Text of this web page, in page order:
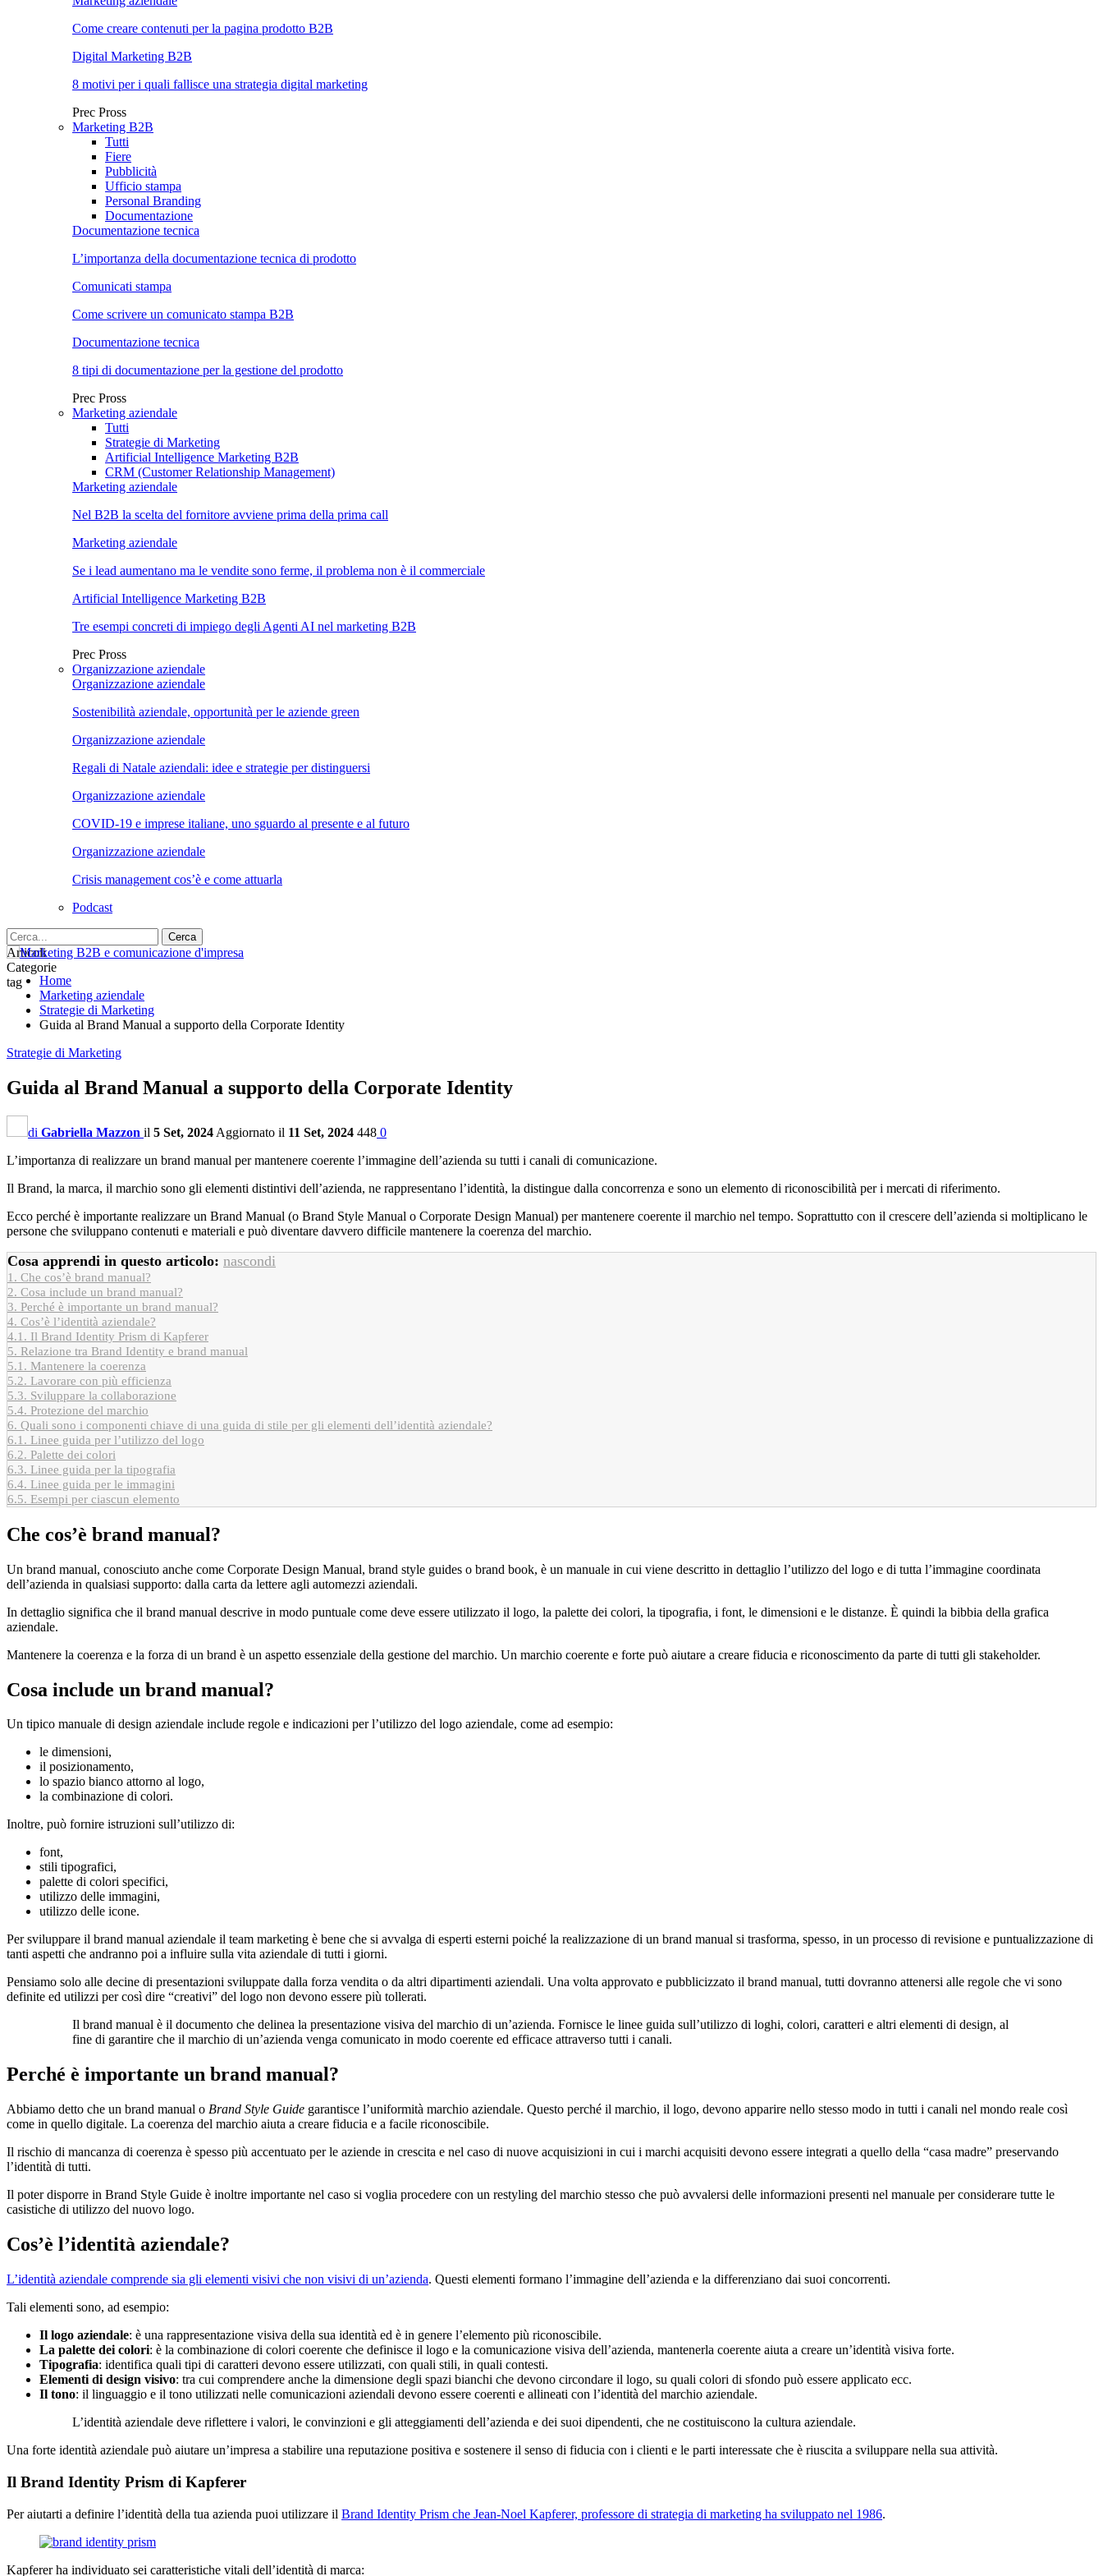
Come creare contenuti per la pagina prodotto B2B
Digital Marketing B2B
8 motivi per i quali fallisce una strategia digital marketing
Prec Pross
Marketing B2B
Tutti
Fiere
Pubblicità
Ufficio stampa
Personal Branding
Documentazione
Documentazione tecnica
L’importanza della documentazione tecnica di prodotto
Comunicati stampa
Come scrivere un comunicato stampa B2B
Documentazione tecnica
8 tipi di documentazione per la gestione del prodotto
Prec Pross
Marketing aziendale
Tutti
Strategie di Marketing
Artificial Intelligence Marketing B2B
CRM (Customer Relationship Management)
Marketing aziendale
Nel B2B la scelta del fornitore avviene prima della prima call
Marketing aziendale
Se i lead aumentano ma le vendite sono ferme, il problema non è il commerciale
Artificial Intelligence Marketing B2B
Tre esempi concreti di impiego degli Agenti AI nel marketing B2B
Prec Pross
Organizzazione aziendale
Organizzazione aziendale
Sostenibilità aziendale, opportunità per le aziende green
Organizzazione aziendale
Regali di Natale aziendali: idee e strategie per distinguersi
Organizzazione aziendale
COVID-19 e imprese italiane, uno sguardo al presente e al futuro
Organizzazione aziendale
Crisis management cos’è e come attuarla
Podcast
Articoli
Categorie
tag
Home
Marketing aziendale
Strategie di Marketing
Guida al Brand Manual a supporto della Corporate Identity
Strategie di Marketing
Guida al Brand Manual a supporto della Corporate Identity
di Gabriella Mazzon il 5 Set, 2024 Aggiornato il 11 Set, 2024 448 0
L’importanza di realizzare un brand manual per mantenere coerente l’immagine dell’azienda su tutti i canali di comunicazione.
Il Brand, la marca, il marchio sono gli elementi distintivi dell’azienda, ne rappresentano l’identità, la distingue dalla concorrenza e sono un elemento di riconoscibilità per i mercati di riferimento.
Ecco perché è importante realizzare un Brand Manual (o Brand Style Manual o Corporate Design Manual) per mantenere coerente il marchio nel tempo. Soprattutto con il crescere dell’azienda si moltiplicano le
persone che sviluppano contenuti e materiali e può diventare davvero difficile mantenere la coerenza del marchio.
Cosa apprendi in questo articolo: nascondi
1. Che cos’è brand manual?
2. Cosa include un brand manual?
3. Perché è importante un brand manual?
4. Cos’è l’identità aziendale?
4.1. Il Brand Identity Prism di Kapferer
5. Relazione tra Brand Identity e brand manual
5.1. Mantenere la coerenza
5.2. Lavorare con più efficienza
5.3. Sviluppare la collaborazione
5.4. Protezione del marchio
6. Quali sono i componenti chiave di una guida di stile per gli elementi dell’identità aziendale?
6.1. Linee guida per l’utilizzo del logo
6.2. Palette dei colori
6.3. Linee guida per la tipografia
6.4. Linee guida per le immagini
6.5. Esempi per ciascun elemento
Che cos’è brand manual?
Un brand manual, conosciuto anche come Corporate Design Manual, brand style guides o brand book, è un manuale in cui viene descritto in dettaglio l’utilizzo del logo e di tutta l’immagine coordinata
dell’azienda in qualsiasi supporto: dalla carta da lettere agli automezzi aziendali.
In dettaglio significa che il brand manual descrive in modo puntuale come deve essere utilizzato il logo, la palette dei colori, la tipografia, i font, le dimensioni e le distanze. È quindi la bibbia della grafica
aziendale.
Mantenere la coerenza e la forza di un brand è un aspetto essenziale della gestione del marchio. Un marchio coerente e forte può aiutare a creare fiducia e riconoscimento da parte di tutti gli stakeholder.
Cosa include un brand manual?
Un tipico manuale di design aziendale include regole e indicazioni per l’utilizzo del logo aziendale, come ad esempio:
le dimensioni,
il posizionamento,
lo spazio bianco attorno al logo,
la combinazione di colori.
Inoltre, può fornire istruzioni sull’utilizzo di:
font,
stili tipografici,
palette di colori specifici,
utilizzo delle immagini,
utilizzo delle icone.
Per sviluppare il brand manual aziendale il team marketing è bene che si avvalga di esperti esterni poiché la realizzazione di un brand manual si trasforma, spesso, in un processo di revisione e puntualizzazione di
tanti aspetti che andranno poi a influire sulla vita aziendale di tutti i giorni.
Pensiamo solo alle decine di presentazioni sviluppate dalla forza vendita o da altri dipartimenti aziendali. Una volta approvato e pubblicizzato il brand manual, tutti dovranno attenersi alle regole che vi sono
definite ed utilizzi per così dire “creativi” del logo non devono essere più tollerati.
Il brand manual è il documento che delinea la presentazione visiva del marchio di un’azienda. Fornisce le linee guida sull’utilizzo di loghi, colori, caratteri e altri elementi di design, al
fine di garantire che il marchio di un’azienda venga comunicato in modo coerente ed efficace attraverso tutti i canali.
Perché è importante un brand manual?
Abbiamo detto che un brand manual o Brand Style Guide garantisce l’uniformità marchio aziendale. Questo perché il marchio, il logo, devono apparire nello stesso modo in tutti i canali nel mondo reale così
come in quello digitale. La coerenza del marchio aiuta a creare fiducia e a facile riconoscibile.
Il rischio di mancanza di coerenza è spesso più accentuato per le aziende in crescita e nel caso di nuove acquisizioni in cui i marchi acquisiti devono essere integrati a quello della “casa madre” preservando
l’identità di tutti.
Il poter disporre in Brand Style Guide è inoltre importante nel caso si voglia procedere con un restyling del marchio stesso che può avvalersi delle informazioni presenti nel manuale per considerare tutte le
casistiche di utilizzo del nuovo logo.
Cos’è l’identità aziendale?
L’identità aziendale comprende sia gli elementi visivi che non visivi di un’azienda. Questi elementi formano l’immagine dell’azienda e la differenziano dai suoi concorrenti.
Tali elementi sono, ad esempio:
Il logo aziendale: è una rappresentazione visiva della sua identità ed è in genere l’elemento più riconoscibile.
La palette dei colori: è la combinazione di colori coerente che definisce il logo e la comunicazione visiva dell’azienda, mantenerla coerente aiuta a creare un’identità visiva forte.
Tipografia: identifica quali tipi di caratteri devono essere utilizzati, con quali stili, in quali contesti.
Elementi di design visivo: tra cui comprendere anche la dimensione degli spazi bianchi che devono circondare il logo, su quali colori di sfondo può essere applicato ecc.
Il tono: il linguaggio e il tono utilizzati nelle comunicazioni aziendali devono essere coerenti e allineati con l’identità del marchio aziendale.
L’identità aziendale deve riflettere i valori, le convinzioni e gli atteggiamenti dell’azienda e dei suoi dipendenti, che ne costituiscono la cultura aziendale.
Una forte identità aziendale può aiutare un’impresa a stabilire una reputazione positiva e sostenere il senso di fiducia con i clienti e le parti interessate che è riuscita a sviluppare nella sua attività.
Il Brand Identity Prism di Kapferer
Per aiutarti a definire l’identità della tua azienda puoi utilizzare il Brand Identity Prism che Jean-Noel Kapferer, professore di strategia di marketing ha sviluppato nel 1986.
Kapferer ha individuato sei caratteristiche vitali dell’identità di marca: